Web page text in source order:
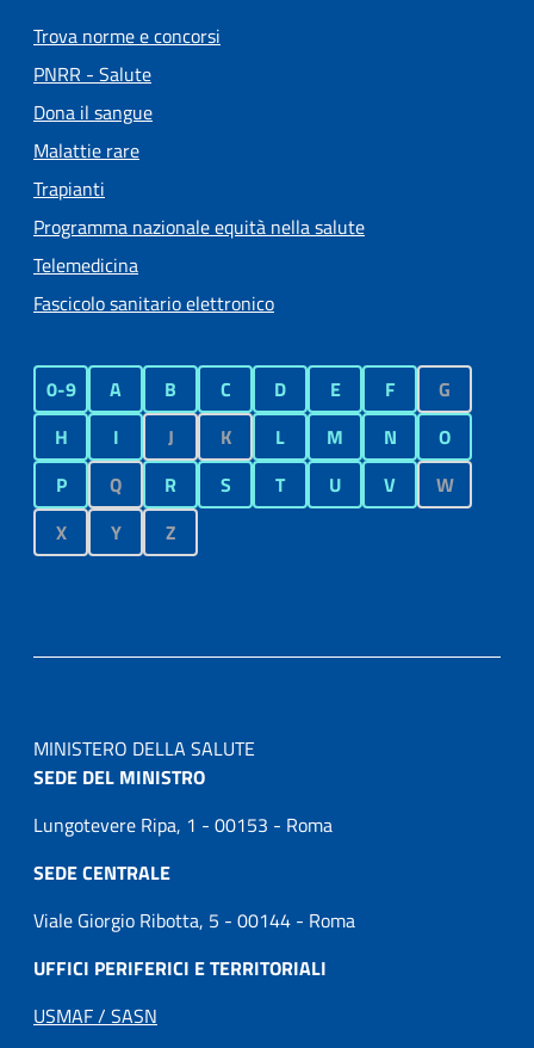
Trova norme e concorsi
PNRR - Salute
Dona il sangue
Malattie rare
Trapianti
Programma nazionale equità nella salute
Telemedicina
Fascicolo sanitario elettronico
0-9 A B C D E F
G
H
I J K L M N
O
P
Q R S T U V
W
X
Y Z
MINISTERO DELLA SALUTE
SEDE DEL MINISTRO
Lungotevere Ripa, 1 - 00153 - Roma
SEDE CENTRALE
Viale Giorgio Ribotta, 5 - 00144 - Roma
UFFICI PERIFERICI E TERRITORIALI
USMAF / SASN